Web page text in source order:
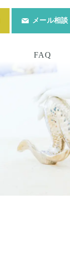
メール相談
FAQ